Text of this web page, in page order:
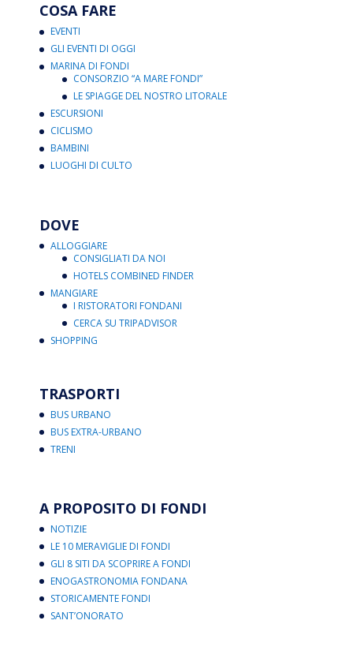
COSA FARE
EVENTI
GLI EVENTI DI OGGI
MARINA DI FONDI
CONSORZIO “A MARE FONDI”
LE SPIAGGE DEL NOSTRO LITORALE
ESCURSIONI
CICLISMO
BAMBINI
LUOGHI DI CULTO
DOVE
ALLOGGIARE
CONSIGLIATI DA NOI
HOTELS COMBINED FINDER
MANGIARE
I RISTORATORI FONDANI
CERCA SU TRIPADVISOR
SHOPPING
TRASPORTI
BUS URBANO
BUS EXTRA-URBANO
TRENI
A PROPOSITO DI FONDI
NOTIZIE
LE 10 MERAVIGLIE DI FONDI
GLI 8 SITI DA SCOPRIRE A FONDI
ENOGASTRONOMIA FONDANA
STORICAMENTE FONDI
SANT’ONORATO